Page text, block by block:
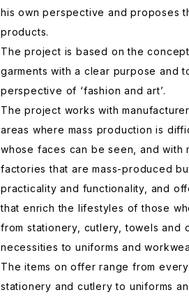
his own perspective and proposes
products.
The project is based on the concept
garments with a clear purpose and
perspective of ‘fashion and art’.
The project works with
areas where mass production is
whose faces can be seen, and with
factories that are mass-produced
practicality and functionality, and
that enrich the lifestyles of those
from stationery, cutlery, towels and
necessities to uniforms and
The items on offer range from
stationery and cutlery to uniforms